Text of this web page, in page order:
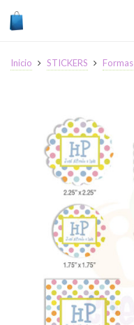
Inicio STICKERS Formas